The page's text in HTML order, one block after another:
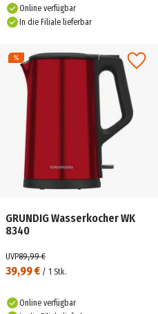
Online verfügbar
In die Filiale lieferbar
GRUNDIG Wasserkocher WK
8340
39,99 € / 1 Stk.
UVP89,99 €
Online verfügbar